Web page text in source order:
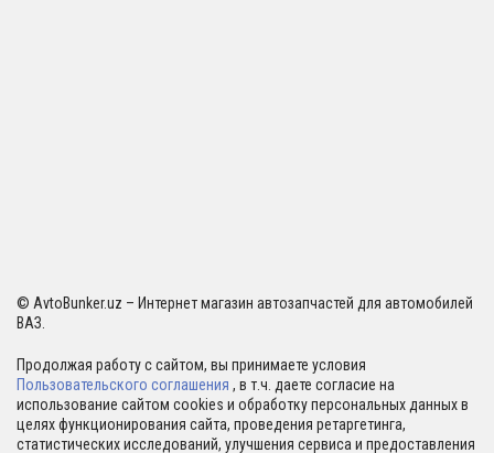
© AvtoBunker.uz – Интернет магазин автозапчастей для автомобилей
ВАЗ.
Продолжая работу с сайтом, вы принимаете условия
Пользовательского соглашения , в т.ч. даете согласие на
использование сайтом cookies и обработку персональных данных в
целях функционирования сайта, проведения ретаргетинга,
статистических исследований, улучшения сервиса и предоставления